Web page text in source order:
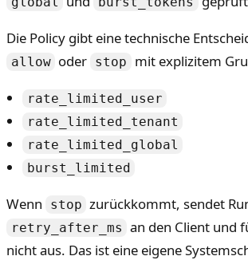
Die Policy gibt eine technische
allow oder stop mit explizitem
rate_limited_user
rate_limited_tenant
rate_limited_global
burst_limited
Wenn stop zurückkommt, sendet
retry_after_ms an den Client und
nicht aus. Das ist eine eigene